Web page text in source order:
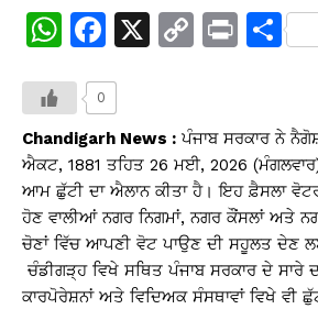
W
at
s
A
p
p
F
e
b
o
o
k
X
C
y
Li
n
k
Pr S
e
0
Chandigarh News : ਪੰਜਾਬ ਸਰਕਾਰ ਨੇ
ਐਕਟ, 1881 ਤਹਿਤ 26 ਮਈ, 2026
ਆਮ ਛੁੱਟੀ ਦਾ ਐਲਾਨ ਕੀਤਾ ਹੈ। ਇਹ ਫ਼ੈਸਲਾ
ਹੋਣ ਵਾਲੀਆਂ ਨਗਰ ਨਿਗਮਾਂ, ਨਗਰ ਕੌਂਸਲਾਂ ਅਤੇ
ਚੋਣਾਂ ਵਿੱਚ ਆਪਣੀ ਵੋਟ ਪਾਉਣ ਦੀ ਸਹੂਲਤ ਦੇਣ
ਚੰਡੀਗੜ੍ਹ ਵਿਖੇ ਸਥਿਤ ਪੰਜਾਬ ਸਰਕਾਰ ਦੇ ਸਾਰੇ
ਕਾਰਪੋਰੇਸ਼ਨਾਂ ਅਤੇ ਵਿਦਿਅਕ ਸੰਸਥਾਵਾਂ ਵਿਖੇ ਵੀ